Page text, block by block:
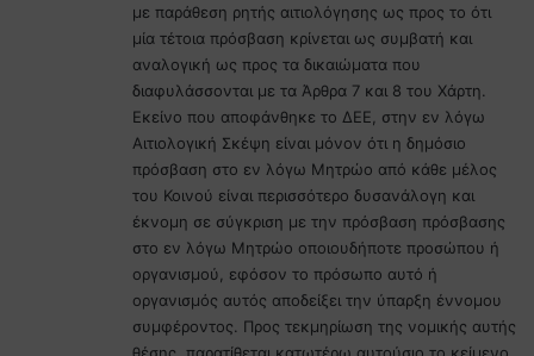
με παράθεση ρητής αιτιολόγησης ως προς το ότι
μία τέτοια πρόσβαση κρίνεται ως συμβατή και
αναλογική ως προς τα δικαιώματα που
διαφυλάσσονται με τα Άρθρα 7 και 8 του Χάρτη.
Εκείνο που αποφάνθηκε το ΔΕΕ, στην εν λόγω
Αιτιολογική Σκέψη είναι μόνον ότι η δημόσιο
πρόσβαση στο εν λόγω Μητρώο από κάθε μέλος
του Κοινού είναι περισσότερο δυσανάλογη και
έκνομη σε σύγκριση με την πρόσβαση πρόσβασης
στο εν λόγω Μητρώο οποιουδήποτε προσώπου ή
οργανισμού, εφόσον το πρόσωπο αυτό ή
οργανισμός αυτός αποδείξει την ύπαρξη έννομου
συμφέροντος. Προς τεκμηρίωση της νομικής αυτής
θέσης, παρατίθεται κατωτέρω αυτούσιο το κείμενο